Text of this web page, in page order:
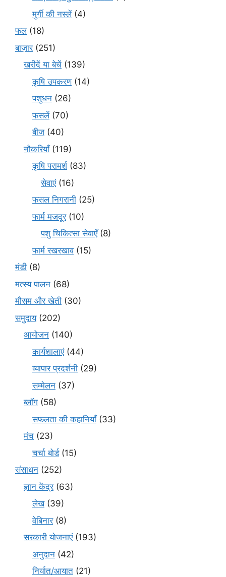
मुर्गी की नस्लें(4)
फल(18)
बाज़ार(251)
खरीदें या बेचें (139)
कृषि उपकरण(14)
पशुधन (26)
फसलें(70)
बीज (40)
नौकरियाँ(119)
कृषि परामर्श(83)
सेवाएं(16)
फसल निगरानी (25)
फार्म मजदूर(10)
पशु चिकित्सा सेवाएँ(8)
फार्म रखरखाव(15)
मंडी (8)
मत्स्य पालन (68)
मौसम और खेती (30)
समुदाय(202)
आयोजन (140)
कार्यशालाएं(44)
व्यापार प्रदर्शनी (29)
सम्मेलन (37)
ब्लॉग (58)
सफलता की कहानियाँ(33)
मंच (23)
चर्चा बोर्ड(15)
संसाधन (252)
ज्ञान केंद्र(63)
लेख(39)
वेबिनार(8)
सरकारी योजनाएं(193)
अनुदान (42)
निर्यात/आयात (21)